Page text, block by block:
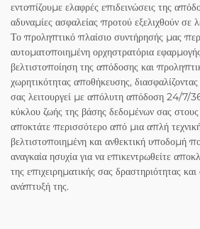
εντοπίζουμε ελαφρές επιδεινώσεις της
αδυναμίες ασφαλείας προτού εξελιχθούν σε
Το προληπτικό πλαίσιο συντήρησής μας
αυτοματοποιημένη ορχηστρατόρια
βελτιστοποίηση της απόδοσης και
χωρητικότητας αποθήκευσης,
σας λειτουργεί με απόλυτη απόδοση 24/7/
κύκλου ζωής της βάσης δεδομένων σας στους
αποκτάτε περισσότερο από μια απλή
βελτιστοποιημένη και ανθεκτική υποδομή
αναγκαία ησυχία για να επικεντρωθείτε
της επιχειρηματικής σας δραστηριότητας
ανάπτυξή της.